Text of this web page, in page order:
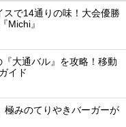
で14通りの味！大会優勝
Michi』
『大通バル』を攻略！移動
イド
極みのてりやきバーガーが